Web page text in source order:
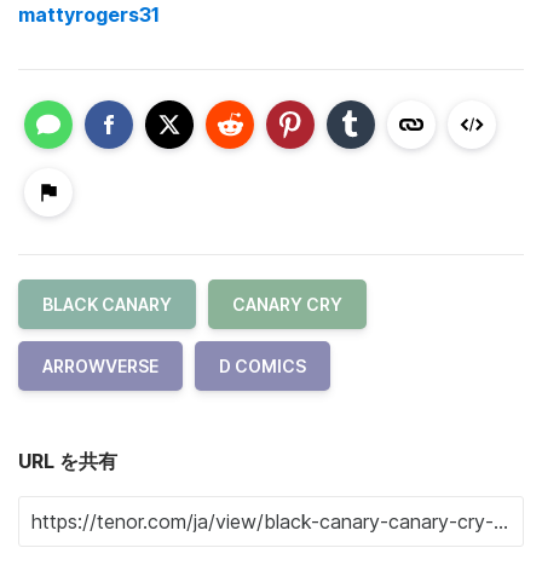
mattyrogers31
BLACK CANARY CANARY CRY
ARROWVERSE D COMICS
URL を共有